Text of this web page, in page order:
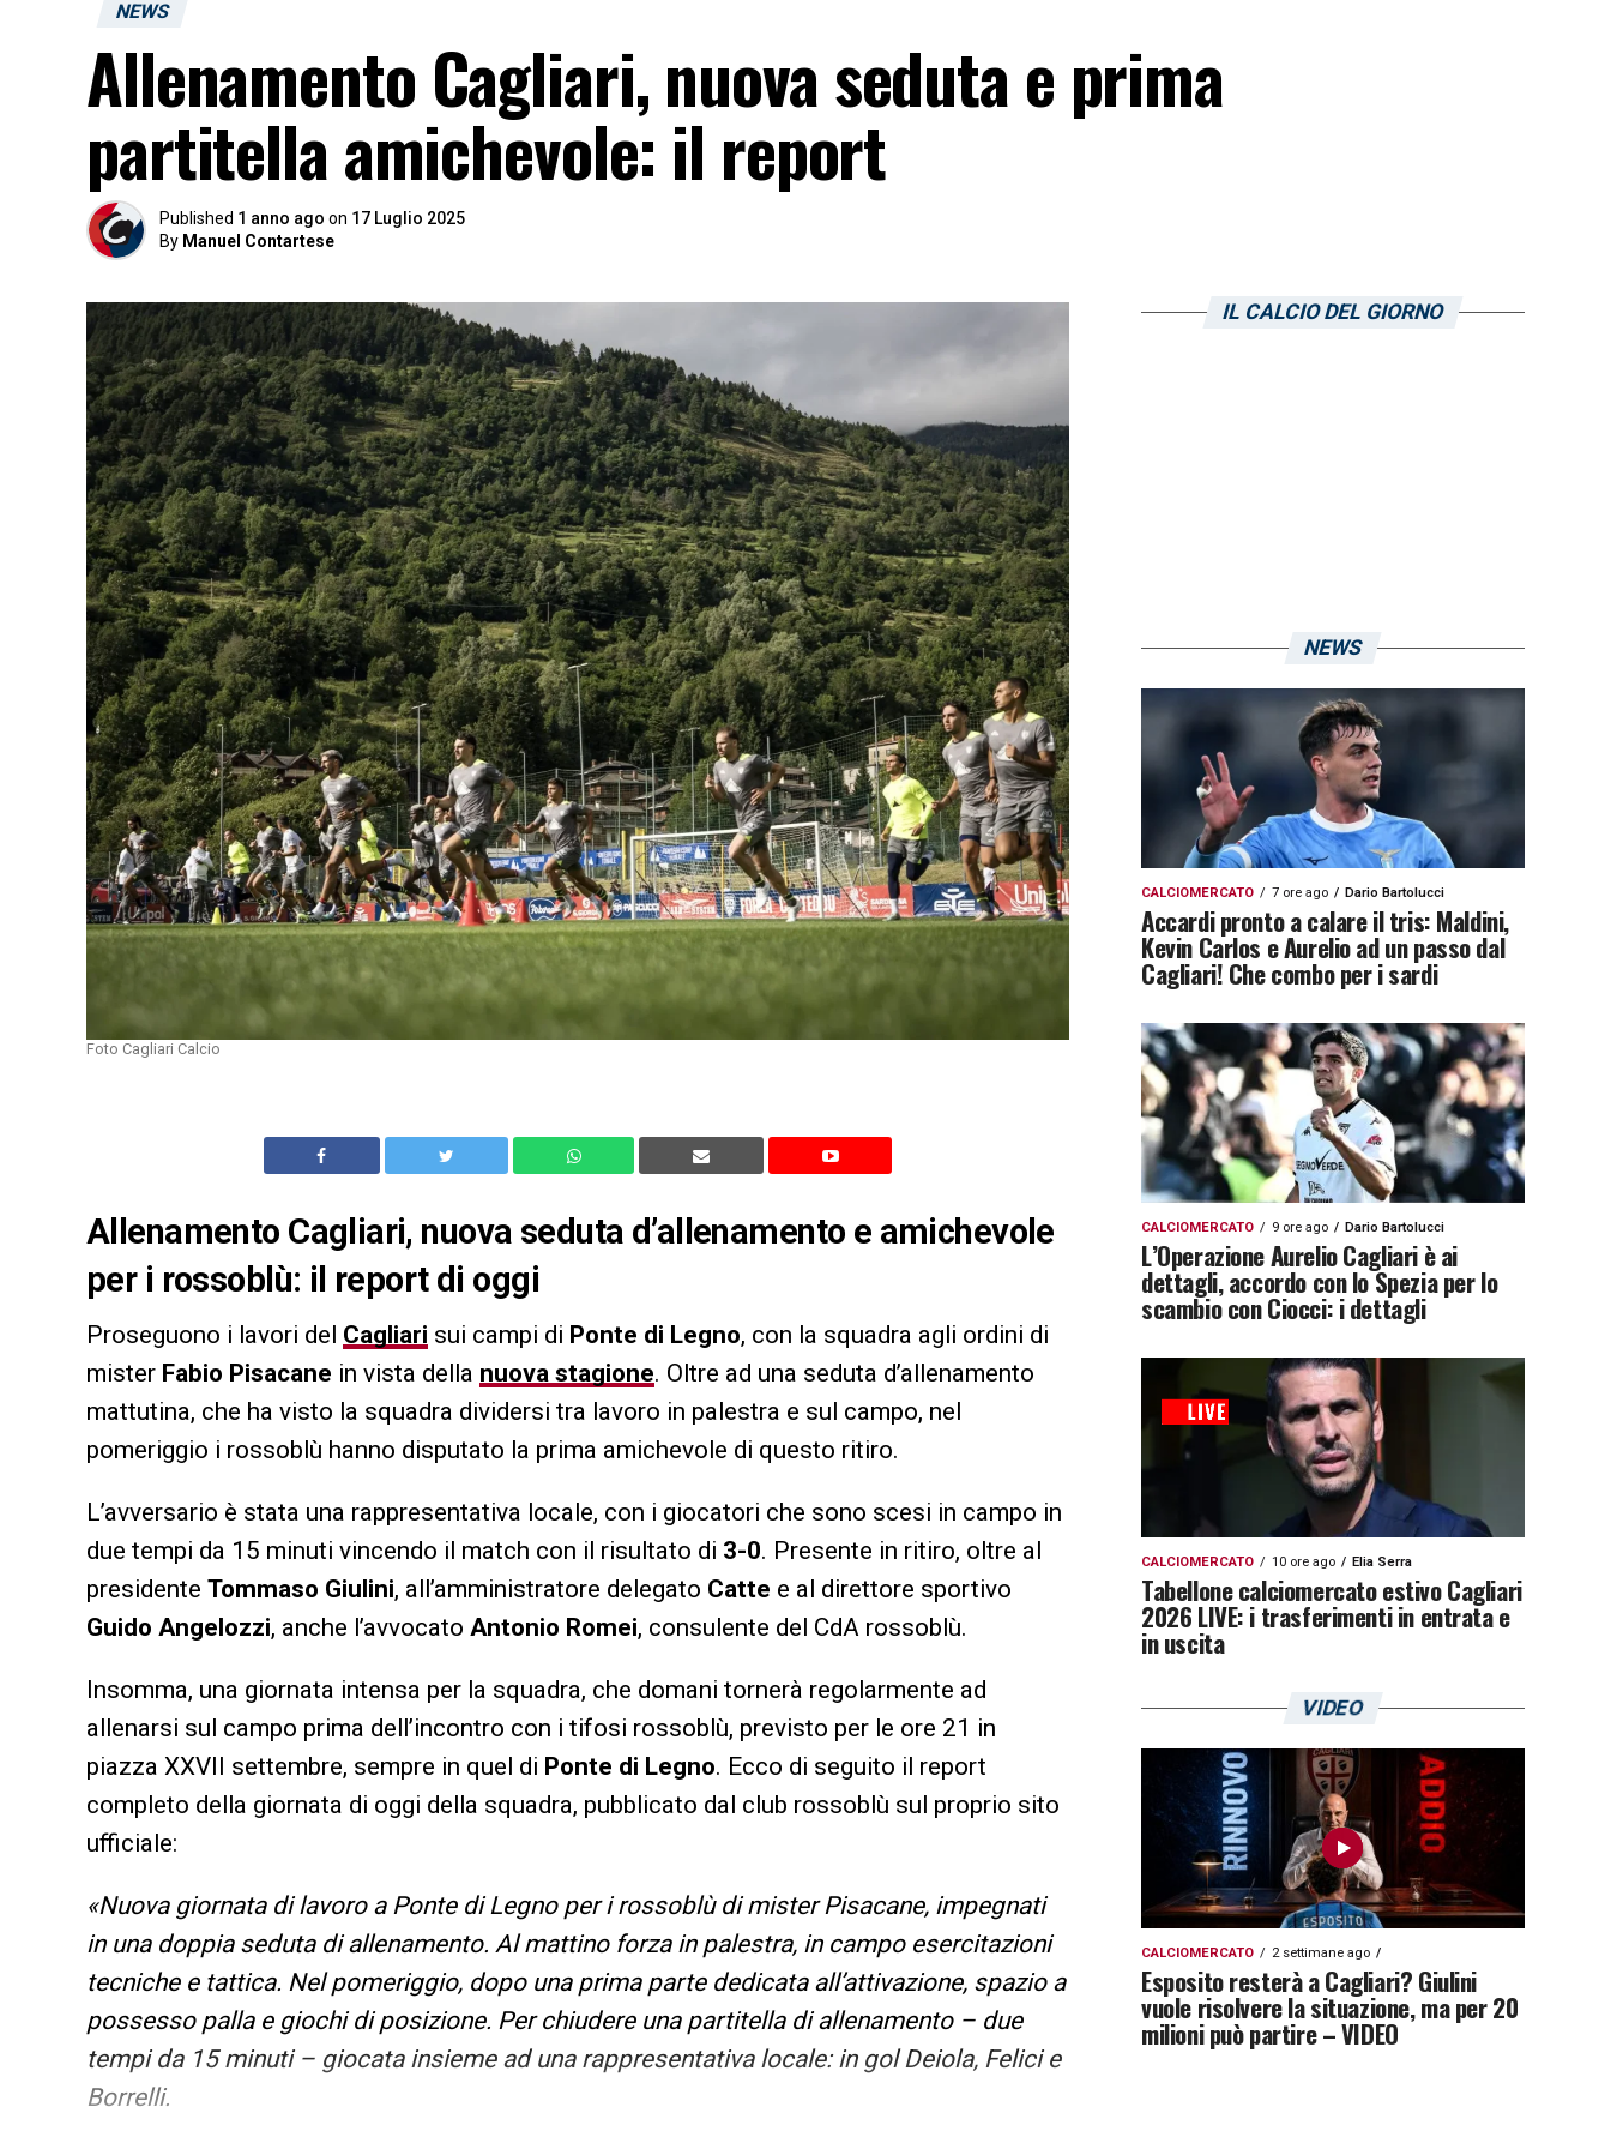
NEWS
Allenamento Cagliari, nuova seduta e prima
partitella amichevole: il report
Published 1 anno ago on 17 Luglio 2025
By Manuel Contartese
Foto Cagliari Calcio
Allenamento Cagliari, nuova seduta d’allenamento e amichevole
per i rossoblù: il report di oggi
Proseguono i lavori del Cagliari sui campi di Ponte di Legno, con la squadra agli ordini di
mister Fabio Pisacane in vista della nuova stagione. Oltre ad una seduta d’allenamento
mattutina, che ha visto la squadra dividersi tra lavoro in palestra e sul campo, nel
pomeriggio i rossoblù hanno disputato la prima amichevole di questo ritiro.
L’avversario è stata una rappresentativa locale, con i giocatori che sono scesi in campo in
due tempi da 15 minuti vincendo il match con il risultato di 3-0. Presente in ritiro, oltre al
presidente Tommaso Giulini, all’amministratore delegato Catte e al direttore sportivo
Guido Angelozzi, anche l’avvocato Antonio Romei, consulente del CdA rossoblù.
Insomma, una giornata intensa per la squadra, che domani tornerà regolarmente ad
allenarsi sul campo prima dell’incontro con i tifosi rossoblù, previsto per le ore 21 in
piazza XXVII settembre, sempre in quel di Ponte di Legno. Ecco di seguito il report
completo della giornata di oggi della squadra, pubblicato dal club rossoblù sul proprio sito
ufficiale:
«Nuova giornata di lavoro a Ponte di Legno per i rossoblù di mister Pisacane, impegnati
in una doppia seduta di allenamento. Al mattino forza in palestra, in campo esercitazioni
tecniche e tattica. Nel pomeriggio, dopo una prima parte dedicata all’attivazione, spazio a
possesso palla e giochi di posizione. Per chiudere una partitella di allenamento – due
tempi da 15 minuti – giocata insieme ad una rappresentativa locale: in gol Deiola, Felici e
Borrelli.
IL CALCIO DEL GIORNO
NEWS
CALCIOMERCATO 7 ore ago Dario Bartolucci
Accardi pronto a calare il tris: Maldini,
Kevin Carlos e Aurelio ad un passo dal
Cagliari! Che combo per i sardi
CALCIOMERCATO 9 ore ago Dario Bartolucci
L’Operazione Aurelio Cagliari è ai
dettagli, accordo con lo Spezia per lo
scambio con Ciocci: i dettagli
CALCIOMERCATO 10 ore ago Elia Serra
Tabellone calciomercato estivo Cagliari
2026 LIVE: i trasferimenti in entrata e
in uscita
VIDEO
CALCIOMERCATO 2 settimane ago
Esposito resterà a Cagliari? Giulini
vuole risolvere la situazione, ma per 20
milioni può partire – VIDEO